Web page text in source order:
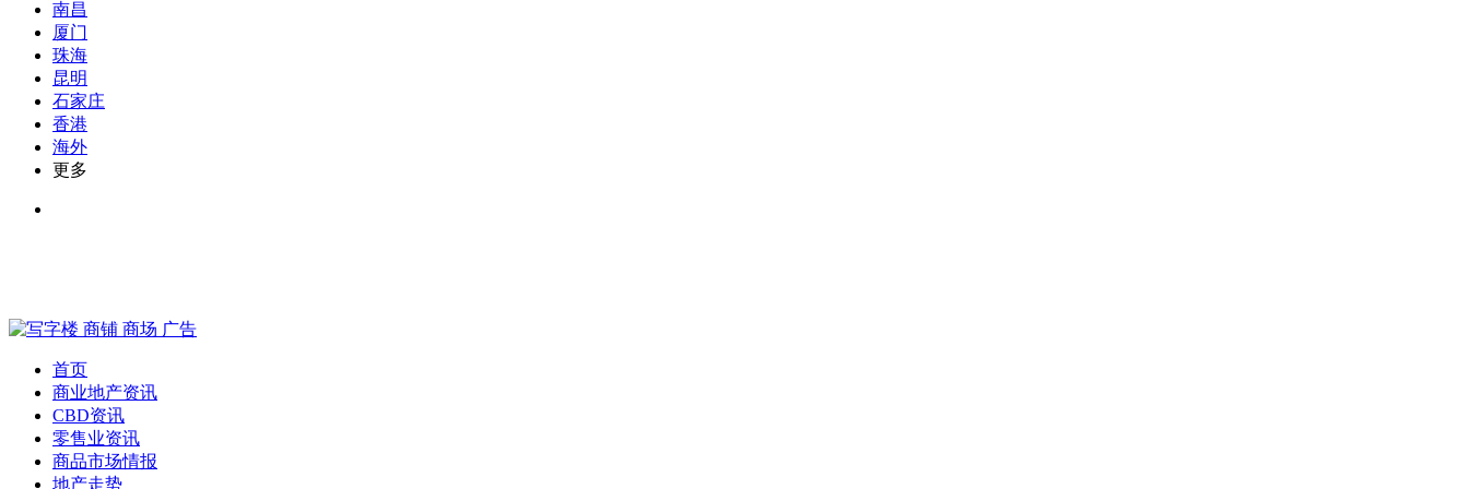
南昌
厦门
珠海
昆明
石家庄
香港
海外
更多
首页
商业地产资讯
CBD资讯
零售业资讯
商品市场情报
地产走势